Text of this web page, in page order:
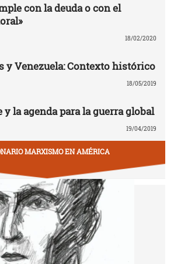
con la deuda o con el
18/02/2020
y Venezuela: Contexto histórico
18/05/2019
la agenda para la guerra global
19/04/2019
MARXISMO EN AMÉRICA